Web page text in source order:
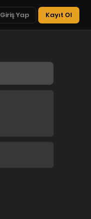
Giriş Yap Kayıt Ol